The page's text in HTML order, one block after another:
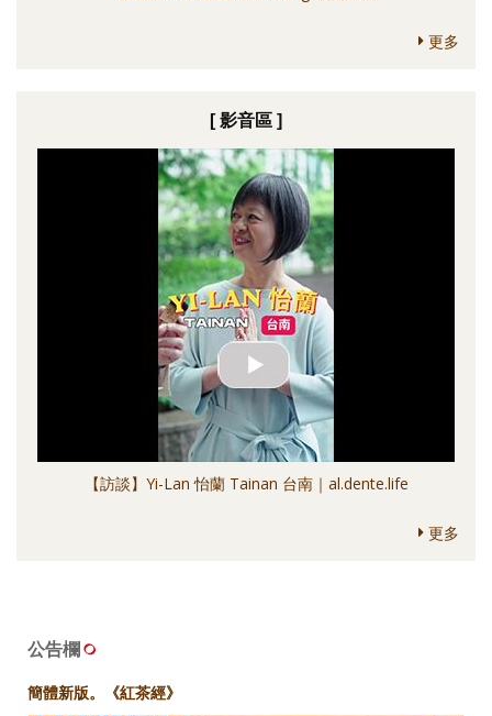
更多
[ 影音區 ]
【訪談】Yi-Lan 怡蘭 Tainan 台南｜al.dente.life
更多
公告欄
簡體新版。《紅茶經》